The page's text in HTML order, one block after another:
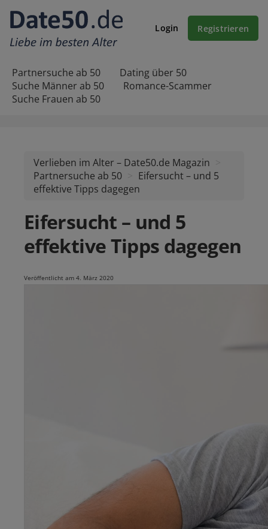
Login Registrieren
Partnersuche ab 50
Dating über 50
Suche Männer ab 50
Romance-Scammer
Suche Frauen ab 50
Verlieben im Alter – Date50.de Magazin
Partnersuche ab 50
Eifersucht – und 5
effektive Tipps dagegen
Eifersucht – und 5
effektive Tipps dagegen
Veröffentlicht am 4. März 2020